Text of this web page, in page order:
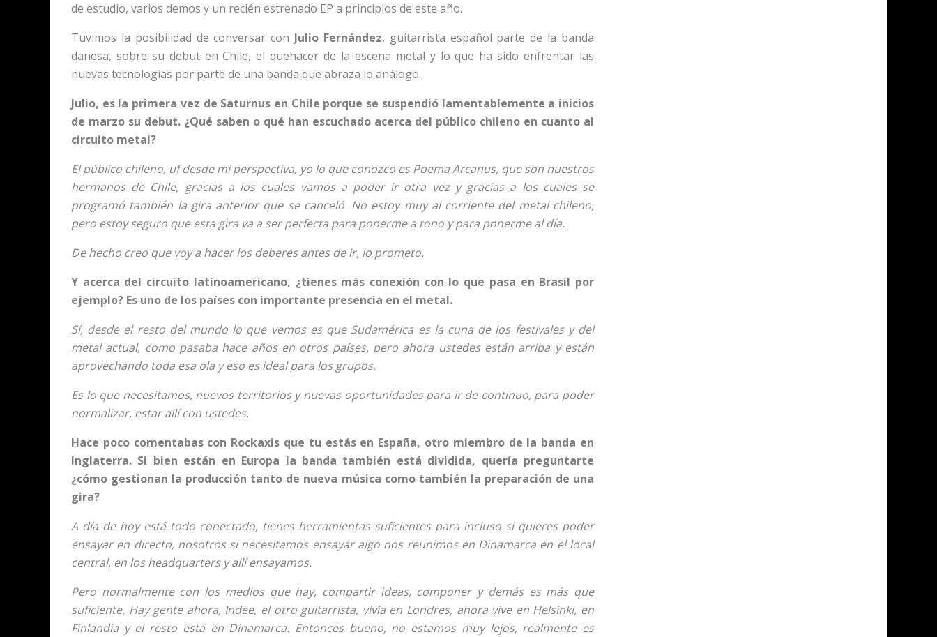
de estudio, varios demos y un recién estrenado EP a principios de este año.
Tuvimos la posibilidad de conversar con Julio Fernández, guitarrista español parte de la banda
danesa, sobre su debut en Chile, el quehacer de la escena metal y lo que ha sido enfrentar las
nuevas tecnologías por parte de una banda que abraza lo análogo.
Julio, es la primera vez de Saturnus en Chile porque se suspendió lamentablemente a inicios
de marzo su debut. ¿Qué saben o qué han escuchado acerca del público chileno en cuanto al
circuito metal?
El público chileno, uf desde mi perspectiva, yo lo que conozco es Poema Arcanus, que son nuestros
hermanos de Chile, gracias a los cuales vamos a poder ir otra vez y gracias a los cuales se
programó también la gira anterior que se canceló. No estoy muy al corriente del metal chileno,
pero estoy seguro que esta gira va a ser perfecta para ponerme a tono y para ponerme al día.
De hecho creo que voy a hacer los deberes antes de ir, lo prometo.
Y acerca del circuito latinoamericano, ¿tienes más conexión con lo que pasa en Brasil por
ejemplo? Es uno de los países con importante presencia en el metal.
Sí, desde el resto del mundo lo que vemos es que Sudamérica es la cuna de los festivales y del
metal actual, como pasaba hace años en otros países, pero ahora ustedes están arriba y están
aprovechando toda esa ola y eso es ideal para los grupos.
Es lo que necesitamos, nuevos territorios y nuevas oportunidades para ir de continuo, para poder
normalizar, estar allí con ustedes.
Hace poco comentabas con Rockaxis que tu estás en España, otro miembro de la banda en
Inglaterra. Si bien están en Europa la banda también está dividida, quería preguntarte
¿cómo gestionan la producción tanto de nueva música como también la preparación de una
gira?
A día de hoy está todo conectado, tienes herramientas suficientes para incluso si quieres poder
ensayar en directo, nosotros si necesitamos ensayar algo nos reunimos en Dinamarca en el local
central, en los headquarters y allí ensayamos.
Pero normalmente con los medios que hay, compartir ideas, componer y demás es más que
suficiente. Hay gente ahora, Indee, el otro guitarrista, vivía en Londres, ahora vive en Helsinki, en
Finlandia y el resto está en Dinamarca. Entonces bueno, no estamos muy lejos, realmente es